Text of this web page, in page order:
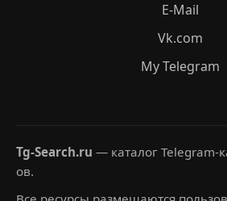
E-Mail
Vk.com
My Telegram
Tg-Search.ru — каталог Telegram-
ов.